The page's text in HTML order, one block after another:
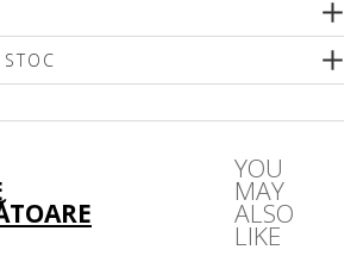
YOU
MAY
ALSO
LIKE